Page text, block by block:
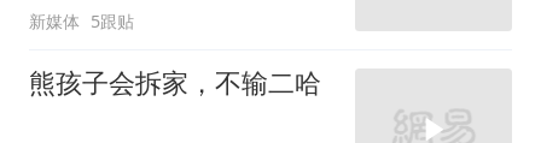
新媒体 5跟贴
熊孩子会拆家，不输二哈